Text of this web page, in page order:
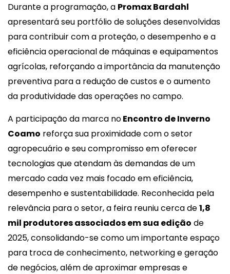
Durante a programação, a Promax Bardahl
apresentará seu portfólio de soluções desenvolvidas
para contribuir com a proteção, o desempenho e a
eficiência operacional de máquinas e equipamentos
agrícolas, reforçando a importância da manutenção
preventiva para a redução de custos e o aumento
da produtividade das operações no campo.
A participação da marca noEncontro de Inverno
Coamo reforça sua proximidade com o setor
agropecuário e seu compromisso em oferecer
tecnologias que atendam às demandas de um
mercado cada vez mais focado em eficiência,
desempenho e sustentabilidade. Reconhecida pela
relevância para o setor, a feira reuniu cerca de1,8
mil produtores associados em sua edição de
2025, consolidando-se como um importante espaço
para troca de conhecimento, networking e geração
de negócios, além de aproximar empresas e